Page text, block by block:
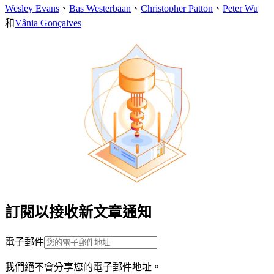
Wesley Evans 、 Bas Westerbaan 、 Christopher Patton 、 Peter Wu
和Vânia Gonçalves
訂閱以接收新文章通知
電子郵件
我們絕不會分享您的電子郵件地址。